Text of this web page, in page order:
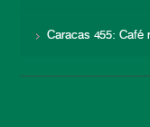
Caracas 455: Café